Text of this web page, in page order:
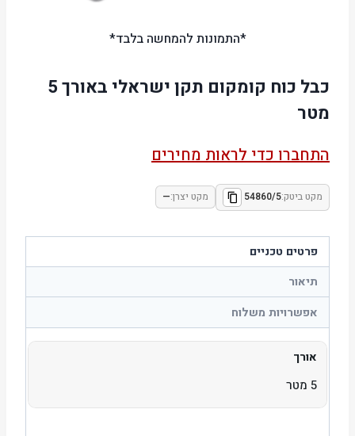
*התמונות להמחשה בלבד*
כבל כוח קומקום תקן ישראלי באורך 5
מטר
התחברו כדי לראות מחירים
מקט ביטק:54860/5 מקט יצרן:—
פרטים טכניים
תיאור
אפשרויות משלוח
אורך
5 מטר